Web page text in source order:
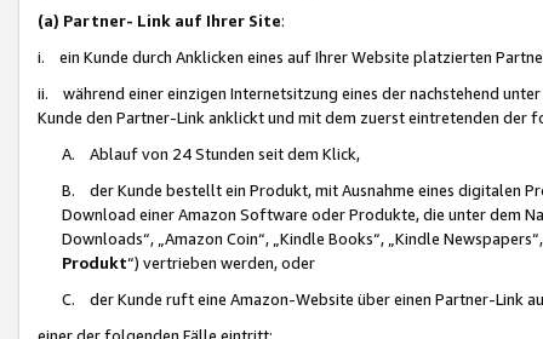
(a) Partner- Link auf Ihrer Site:
i. ein Kunde durch Anklicken eines auf Ihrer Website platzierten
ii. während einer einzigen Internetsitzung eines der nachstehend
Kunde den Partner-Link anklickt und mit dem zuerst eintretenden der
A. Ablauf von 24 Stunden seit dem Klick,
B. der Kunde bestellt ein Produkt, mit Ausnahme eines digitalen
Download einer Amazon Software oder Produkte, die unter dem
Downloads“, „Amazon Coin“, „Kindle Books“, „Kindle
Produkt“) vertrieben werden, oder
C. der Kunde ruft eine Amazon-Website über einen Partner-Link
einer der folgenden Fälle eintritt: